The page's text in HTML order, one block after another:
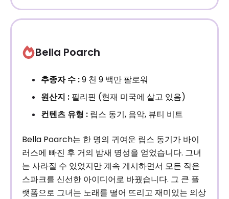
Bella Poarch
추종자 수 :9 천 9 백만 팔로워
원산지 : 필리핀 (현재 미국에 살고 있음)
컨텐츠 유형 : 립스 동기, 음악, 뷰티 비트
Bella Poarch는 한 명의 귀여운 립스 동기가 바이
러스에 빠진 후 거의 밤새 명성을 얻었습니다. 그녀
는 사라질 수 있었지만 계속 게시하면서 모든 작은
스파크를 신선한 아이디어로 바꿨습니다. 그 큰 플
랫폼으로 그녀는 노래를 떨어 뜨리고 재미있는 의상